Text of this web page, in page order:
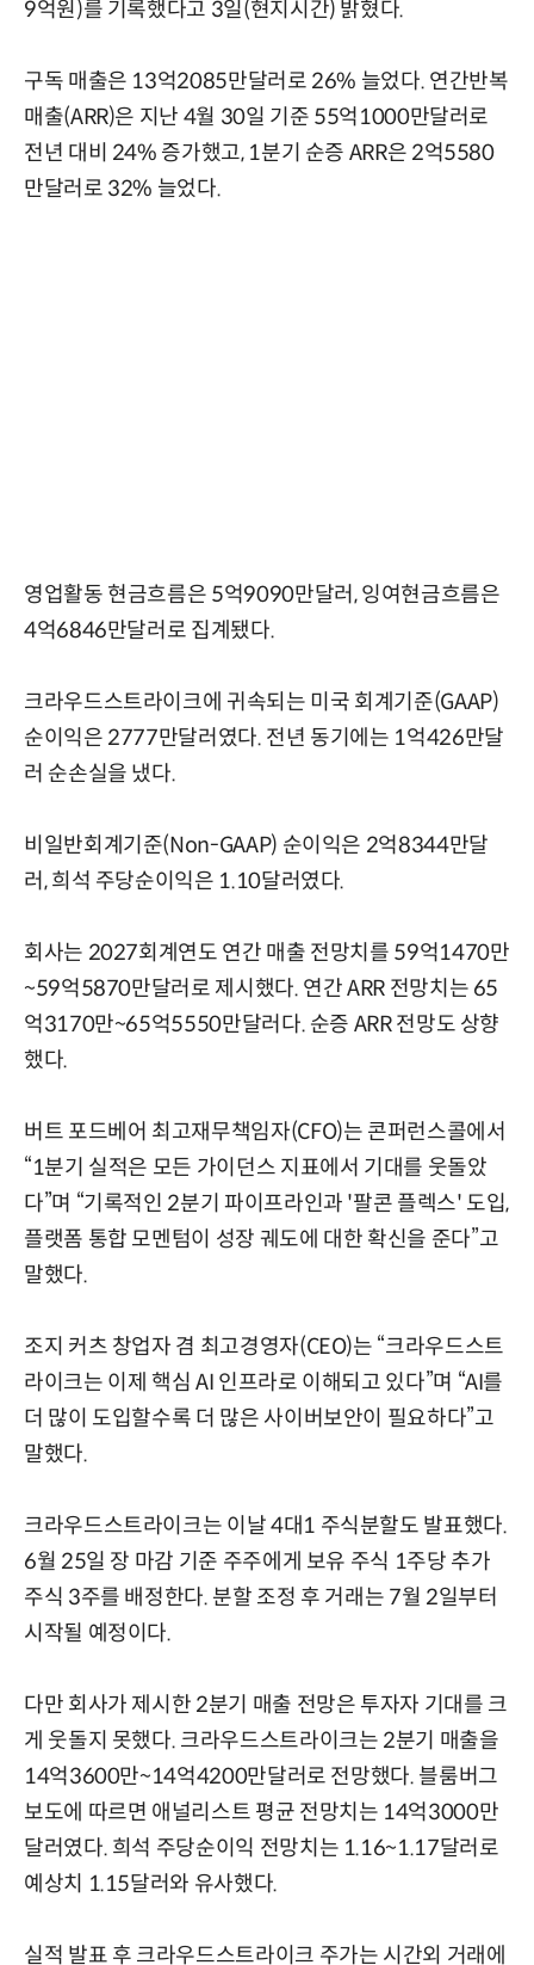
9억원)를 기록했다고 3일(현지시간) 밝혔다.
구독 매출은 13억2085만달러로 26% 늘었다. 연간반복
매출(ARR)은 지난 4월 30일 기준 55억1000만달러로
전년 대비 24% 증가했고, 1분기 순증 ARR은 2억5580
만달러로 32% 늘었다.
영업활동 현금흐름은 5억9090만달러, 잉여현금흐름은
4억6846만달러로 집계됐다.
크라우드스트라이크에 귀속되는 미국 회계기준(GAAP)
순이익은 2777만달러였다. 전년 동기에는 1억426만달
러 순손실을 냈다.
비일반회계기준(Non-GAAP) 순이익은 2억8344만달
러, 희석 주당순이익은 1.10달러였다.
회사는 2027회계연도 연간 매출 전망치를 59억1470만
~59억5870만달러로 제시했다. 연간 ARR 전망치는 65
억3170만~65억5550만달러다. 순증 ARR 전망도 상향
했다.
버트 포드베어 최고재무책임자(CFO)는 콘퍼런스콜에서
“1분기 실적은 모든 가이던스 지표에서 기대를 웃돌았
다”며 “기록적인 2분기 파이프라인과 '팔콘 플렉스' 도입,
플랫폼 통합 모멘텀이 성장 궤도에 대한 확신을 준다”고
말했다.
조지 커츠 창업자 겸 최고경영자(CEO)는 “크라우드스트
라이크는 이제 핵심 AI 인프라로 이해되고 있다”며 “AI를
더 많이 도입할수록 더 많은 사이버보안이 필요하다”고
말했다.
크라우드스트라이크는 이날 4대1 주식분할도 발표했다.
6월 25일 장 마감 기준 주주에게 보유 주식 1주당 추가
주식 3주를 배정한다. 분할 조정 후 거래는 7월 2일부터
시작될 예정이다.
다만 회사가 제시한 2분기 매출 전망은 투자자 기대를 크
게 웃돌지 못했다. 크라우드스트라이크는 2분기 매출을
14억3600만~14억4200만달러로 전망했다. 블룸버그
보도에 따르면 애널리스트 평균 전망치는 14억3000만
달러였다. 희석 주당순이익 전망치는 1.16~1.17달러로
예상치 1.15달러와 유사했다.
실적 발표 후 크라우드스트라이크 주가는 시간외 거래에